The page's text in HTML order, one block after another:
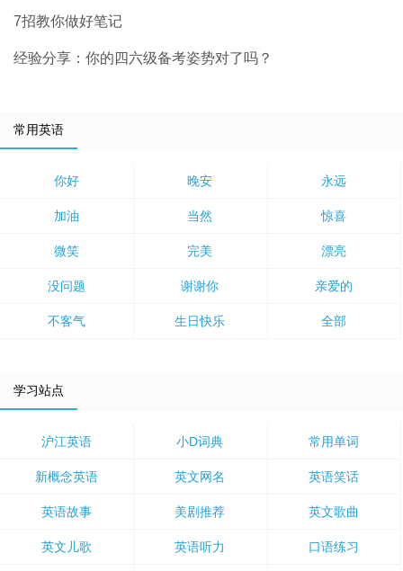
7招教你做好笔记
经验分享：你的四六级备考姿势对了吗？
常用英语
你好 晚安 永远
加油 当然 惊喜
微笑 完美 漂亮
没问题 谢谢你 亲爱的
不客气 生日快乐 全部
学习站点
沪江英语 小D词典 常用单词
新概念英语 英文网名 英语笑话
英语故事 美剧推荐 英文歌曲
英文儿歌 英语听力 口语练习